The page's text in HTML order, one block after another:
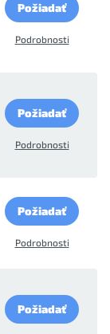
Požiadať
Podrobnosti
Požiadať
Podrobnosti
Požiadať
Podrobnosti
Požiadať